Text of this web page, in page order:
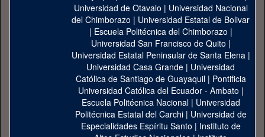
Universidad de Otavalo | Universidad Nacional
del Chimborazo | Universidad Estatal de Bolivar
| Escuela Politécnica del Chimborazo |
Universidad San Francisco de Quito |
Universidad Estatal Peninsular de Santa Elena|
Universidad Casa Grande | Universidad
Católica de Santiago de Guayaquil| Pontificia
Universidad Católica del Ecuador - Ambato |
Escuela Politécnica Nacional| Universidad
Politécnica Estatal del Carchi| Universidad de
Especialidades Espíritu Santo | Instituto de